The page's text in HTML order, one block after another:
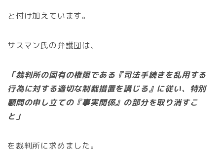
と付け加えています。
サスマン氏の弁護団は、
「裁判所の固有の権限である『司法手続きを乱用する
行為に対する適切な制裁措置を講じる』に従い、特別
顧問の申し立ての『事実関係』の部分を取り消すこ
と」
を裁判所に求めました。